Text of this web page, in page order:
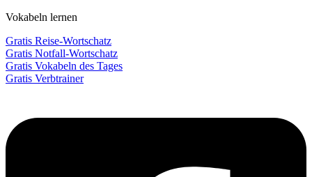
Vokabeln lernen
Gratis Reise-Wortschatz
Gratis Notfall-Wortschatz
Gratis Vokabeln des Tages
Gratis Verbtrainer